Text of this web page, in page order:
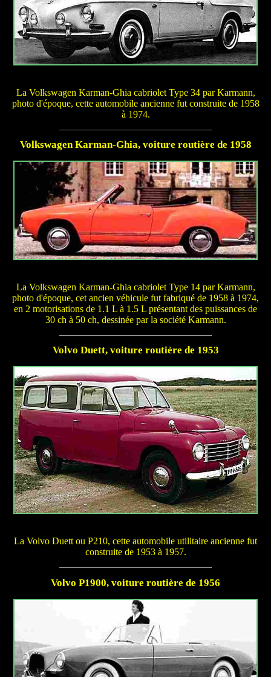
La Volkswagen Karman-Ghia cabriolet Type 34 par Karmann,
photo d'époque, cette automobile ancienne fut construite de 1958
à 1974.
Volkswagen Karman-Ghia, voiture routière de 1958
La Volkswagen Karman-Ghia cabriolet Type 14 par Karmann,
photo d'époque, cet ancien véhicule fut fabriqué de 1958 à 1974,
en 2 motorisations de 1.1 L à 1.5 L présentant des puissances de
30 ch à 50 ch, dessinée par la société Karmann.
Volvo Duett, voiture routière de 1953
La Volvo Duett ou P210, cette automobile utilitaire ancienne fut
construite de 1953 à 1957.
Volvo P1900, voiture routière de 1956